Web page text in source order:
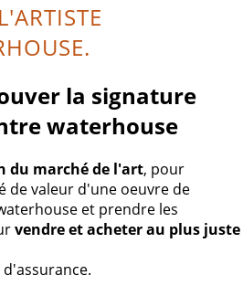
la signature
waterhouse
du marché de l'art, pour
de valeur d'une oeuvre de
et prendre les
vendre et acheter au plus juste